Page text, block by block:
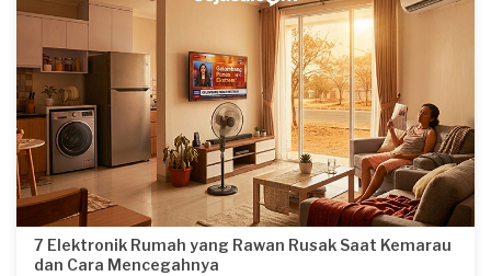
7 Elektronik Rumah yang Rawan Rusak Saat Kemarau
dan Cara Mencegahnya